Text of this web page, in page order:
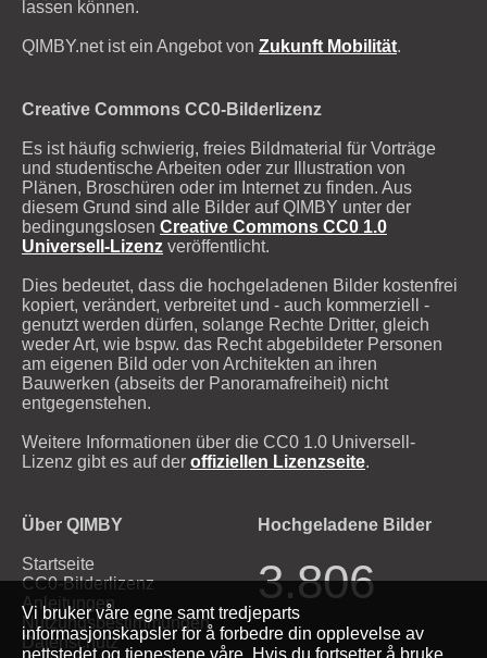
Vi bruker våre egne samt tredjeparts
informasjonskapsler for å forbedre din opplevelse av
nettstedet og tjenestene våre. Hvis du fortsetter å bruke
lassen können.
QIMBY.net ist ein Angebot von Zukunft Mobilität.
Creative Commons CC0-Bilderlizenz
Es ist häufig schwierig, freies Bildmaterial für Vorträge
und studentische Arbeiten oder zur Illustration von
Plänen, Broschüren oder im Internet zu finden. Aus
diesem Grund sind alle Bilder auf QIMBY unter der
bedingungslosen Creative Commons CC0 1.0
Universell-Lizenz veröffentlicht.
Dies bedeutet, dass die hochgeladenen Bilder kostenfrei
kopiert, verändert, verbreitet und - auch kommerziell -
genutzt werden dürfen, solange Rechte Dritter, gleich
weder Art, wie bspw. das Recht abgebildeter Personen
am eigenen Bild oder von Architekten an ihren
Bauwerken (abseits der Panoramafreiheit) nicht
entgegenstehen.
Weitere Informationen über die CC0 1.0 Universell-
Lizenz gibt es auf der offiziellen Lizenzseite.
Über QIMBY
Startseite
CC0-Bilderlizenz
Anleitungen
Nutzungsbestimmungen
Datenschutz
Hochgeladene Bilder
3.806